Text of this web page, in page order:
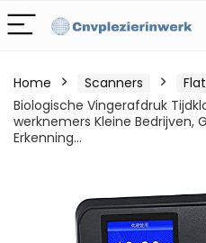
Home Scanners
Biologische Vingerafdruk
werknemers Kleine Bedrijven,
Erkenning…